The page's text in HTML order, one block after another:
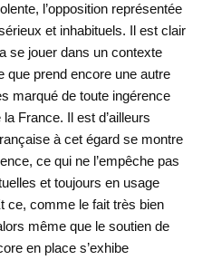
l’opposition représentée
et inhabituels. Il est clair
se jouer dans un contexte
que prend encore une autre
marqué de toute ingérence
France. Il est d’ailleurs
à cet égard se montre
ce qui ne l’empêche pas
et toujours en usage
ce, comme le fait très bien
même que le soutien de
en place s’exhibe